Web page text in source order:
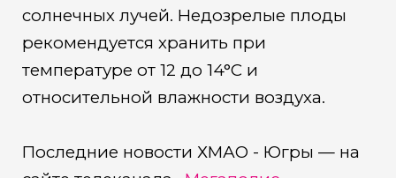
солнечных лучей. Недозрелые плоды
рекомендуется хранить при
температуре от 12 до 14°C и
относительной влажности воздуха.
Последние новости ХМАО - Югры — на